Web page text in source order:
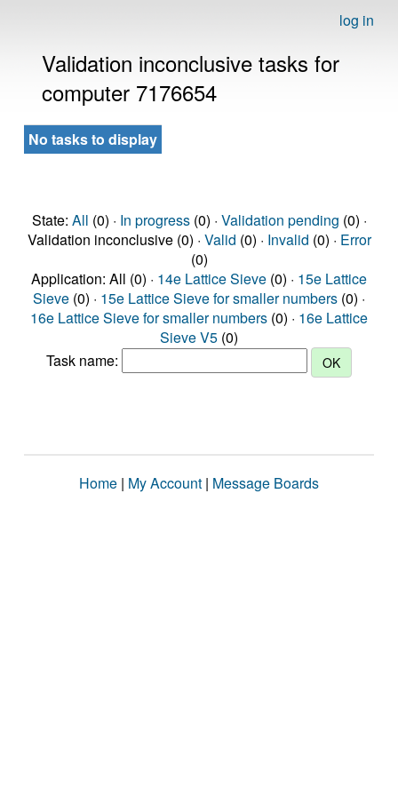
log in
Validation inconclusive tasks for
computer 7176654
No tasks to display
State: All (0) · In progress(0) · Validation pending (0) ·
Validation inconclusive (0) · Valid (0) · Invalid (0) · Error
(0)
Application: All (0) · 14e Lattice Sieve (0) · 15e Lattice
Sieve (0) · 15e Lattice Sieve for smaller numbers (0) ·
16e Lattice Sieve for smaller numbers (0) · 16e Lattice
Sieve V5 (0)
Task name:
Home | My Account | Message Boards